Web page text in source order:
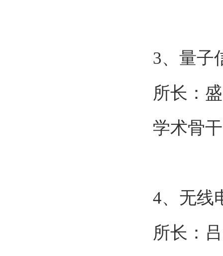
3、量子
所长：
学术骨
4、无线
所长：